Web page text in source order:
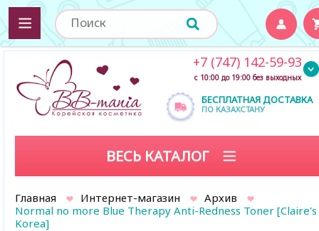
БЕСПЛАТНАЯ ДОСТАВКА
ПО КАЗАХСТАНУ
+7 (747) 142-59-93
с 10:00 до 19:00 без выходных
ВЕСЬ КАТАЛОГ
Главная Интернет-магазин
Архив
Normal no more Blue Therapy Anti-Redness Toner [Claire's
Korea]